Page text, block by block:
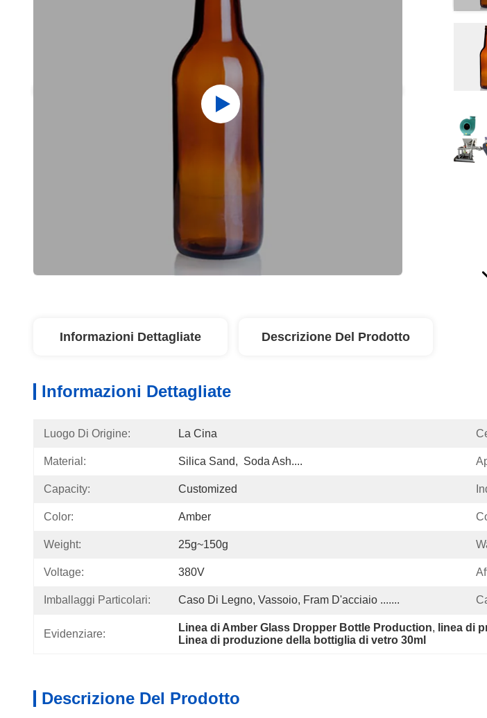
Informazioni Dettagliate Descrizione Del Prodotto
Informazioni Dettagliate
Luogo Di Origine: La Cina
Material: Silica Sand,  Soda Ash....
Capacity: Customized
Color: Amber
Weight: 25g~150g
Voltage: 380V
Imballaggi Particolari: Caso Di Legno, Vassoio, Fram D'acciaio .......
Evidenziare:
Linea di Amber Glass Dropper Bottle Production, linea di
Linea di produzione della bottiglia di vetro 30ml
Descrizione Del Prodotto